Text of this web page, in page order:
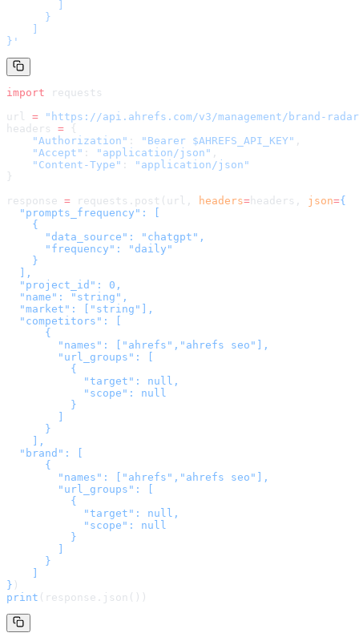
      }
} '
import requests
url = " https://api.ahrefs.com/v3/management/brand-
headers = {
    "Authorization"
: "Bearer $AHREFS_API_KEY" ,
    "Accept"
: "application/json" ,
    "Content-Type"
:
"application/json"
}
response = requests.post(url, headers= headers , json={
  "prompts_frequency": [
    {
      "data_source": "chatgpt",
      "frequency": "daily"
    }
  ],
  "project_id": 0,
  "name": "string",
  "market": ["string"],
  "competitors": [
      {
        "names": ["ahrefs","ahrefs seo"],
        "url_groups": [
          {
            "target": null,
            "scope": null
          }
      }
    ],
  "brand": [
      {
        "names": ["ahrefs","ahrefs seo"],
        "url_groups": [
          {
            "target": null,
            "scope": null
          }
      }
} )
print (response.json())